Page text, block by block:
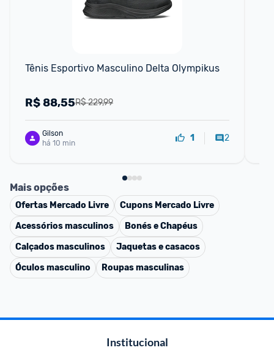
Tênis Esportivo Masculino Delta Olympikus
R$ 229,99
R$88,55
Gilson
há 10 min
1 2
Mais opções
Ofertas Mercado Livre Cupons Mercado Livre
Acessórios masculinos
Bonés e Chapéus
Calçados masculinos
Jaquetas e casacos
Óculos masculino
Roupas masculinas
Institucional